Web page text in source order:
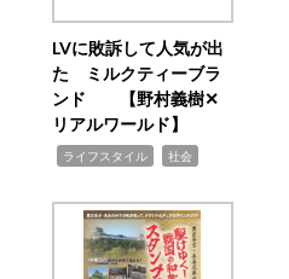
LVに敗訴して人気が出
た ミルクティーブラ
ンド 【野村義樹✕
リアルワールド】
ライフスタイル 社会